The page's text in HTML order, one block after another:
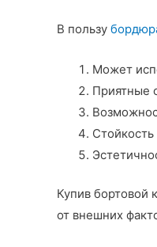
В пользу
Может
Приятные
Купив бортовой
от внешних